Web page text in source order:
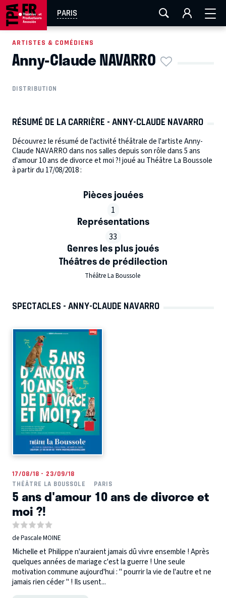
PARIS
AIX-MARSEILLE LA ROCHELLE
EN TOURNÉE
ARTISTES & COMÉDIENS
Anny-Claude NAVARRO
DISTRIBUTION
RÉSUMÉ DE LA CARRIÈRE - ANNY-CLAUDE NAVARRO
Découvrez le résumé de l'activité théâtrale de l'artiste Anny-
Claude NAVARRO dans nos salles depuis son rôle dans 5 ans
d'amour 10 ans de divorce et moi ?! joué au Théâtre La Boussole
à partir du 17/08/2018 :
Pièces jouées
1
Représentations
33
Genres les plus joués
Théâtres de prédilection
Théâtre La Boussole
SPECTACLES - ANNY-CLAUDE NAVARRO
17/08/18 - 23/09/18
THÉÂTRE LA BOUSSOLE
PARIS
5 ans d'amour 10 ans de divorce et
moi ?!
de Pascale MOINE
Michelle et Philippe n'auraient jamais dû vivre ensemble ! Après
quelques années de mariage c'est la guerre ! Une seule
motivation commune aujourd'hui : " pourrir la vie de l'autre et ne
jamais rien céder " ! Ils usent...